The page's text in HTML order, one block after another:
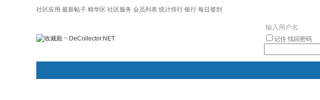
社区应用 最新帖子 精华区 社区服务 会员列表 统计排行 银行 每日签到
记住 找回密码